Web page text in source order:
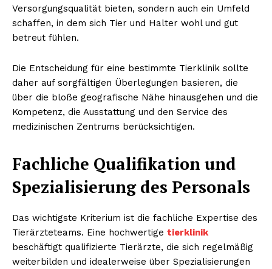
Versorgungsqualität bieten, sondern auch ein Umfeld
schaffen, in dem sich Tier und Halter wohl und gut
betreut fühlen.
Die Entscheidung für eine bestimmte Tierklinik sollte
daher auf sorgfältigen Überlegungen basieren, die
über die bloße geografische Nähe hinausgehen und die
Kompetenz, die Ausstattung und den Service des
medizinischen Zentrums berücksichtigen.
Fachliche Qualifikation und
Spezialisierung des Personals
Das wichtigste Kriterium ist die fachliche Expertise des
Tierärzteteams. Eine hochwertige tierklinik
beschäftigt qualifizierte Tierärzte, die sich regelmäßig
weiterbilden und idealerweise über Spezialisierungen